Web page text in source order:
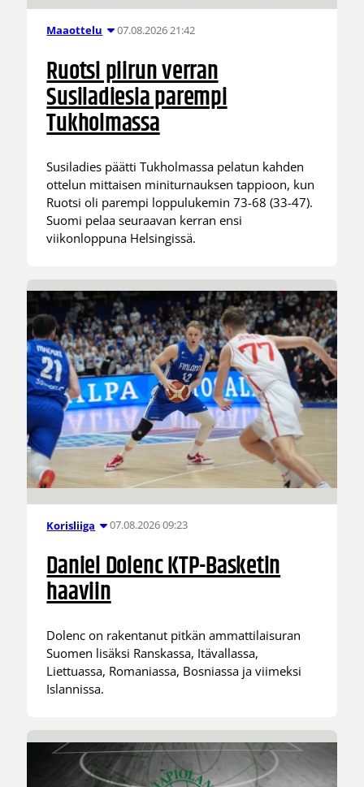
Maaottelu 07.08.2026 21:42
Ruotsi piirun verran
Susiladiesia parempi
Tukholmassa
Susiladies päätti Tukholmassa pelatun kahden
ottelun mittaisen miniturnauksen tappioon, kun
Ruotsi oli parempi loppulukemin 73-68 (33-47).
Suomi pelaa seuraavan kerran ensi
viikonloppuna Helsingissä.
Korisliiga 07.08.2026 09:23
Daniel Dolenc KTP-Basketin
haaviin
Dolenc on rakentanut pitkän ammattilaisuran
Suomen lisäksi Ranskassa, Itävallassa,
Liettuassa, Romaniassa, Bosniassa ja viimeksi
Islannissa.